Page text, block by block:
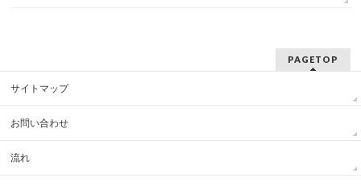
PAGETOP
サイトマップ
お問い合わせ
流れ